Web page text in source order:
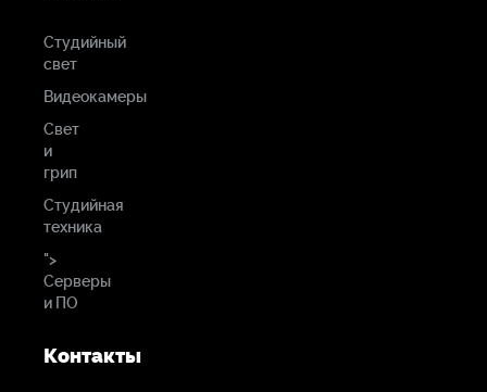
Студийный
свет
Видеокамеры
Свет
и
грип
Студийная
техника
">
Серверы
и ПО
Контакты